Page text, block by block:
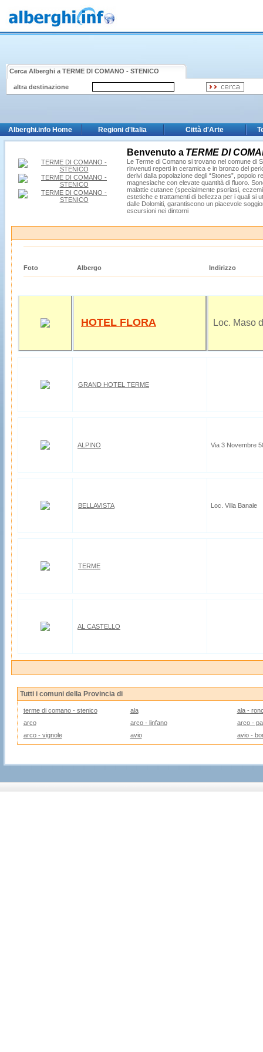
Cerca Alberghi a TERME DI COMANO - STENICO
altra destinazione
Alberghi.info Home Regioni d'Italia Città d'Arte
Benvenuto a TERME DI
Le Terme di Comano si trovano nel comune di
rinvenuti reperti in ceramica e in bronzo del
derivi dalla popolazione degli “Stones”, popolo
magnesiache con elevate quantità di fluoro.
malattie cutanee (specialmente psoriasi,
estetiche e trattamenti di bellezza per i quali si
dalle Dolomiti, garantiscono un piacevole
escursioni nei dintorni
Foto Albergo Indirizzo
HOTEL FLORA Loc. Maso
GRAND HOTEL TERME
ALPINO Via 3 Novembre
BELLAVISTA Loc. Villa Banale
TERME
AL CASTELLO
Tutti i comuni della Provincia di
terme di comano - stenico ala
ala -
arco
arco - linfano
arco -
arco - vignole
avio avio -